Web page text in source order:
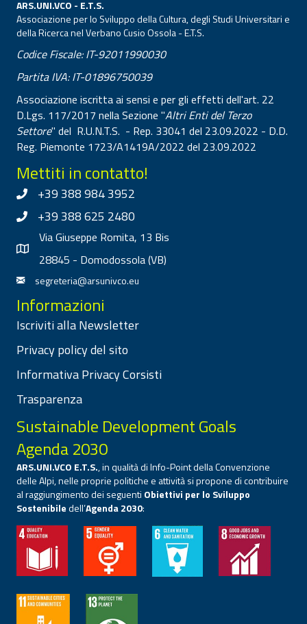
ARS.UNI.VCO - E.T.S.
Associazione per lo Sviluppo della Cultura, degli Studi Universitari e
della Ricerca nel Verbano Cusio Ossola - E.T.S.
Codice Fiscale: IT-92011990030
Partita IVA: IT-01896750039
Associazione iscritta ai sensi e per gli effetti dell'art. 22
D.Lgs. 117/2017 nella Sezione "Altri Enti del Terzo
Settore" del R.U.N.T.S. - Rep. 33041 del 23.09.2022 - D.D.
Reg. Piemonte 1723/A1419A/2022 del 23.09.2022
Mettiti in contatto!
+39 388 984 3952
+39 388 625 2480
Via Giuseppe Romita, 13 Bis
28845 - Domodossola (VB)
segreteria@arsunivco.eu
Informazioni
Iscriviti alla Newsletter
Privacy policy del sito
Informativa Privacy Corsisti
Trasparenza
Sustainable Development Goals
Agenda 2030
ARS.UNI.VCO E.T.S., in qualità di Info-Point della Convenzione
delle Alpi, nelle proprie politiche e attività si propone di contribuire
al raggiungimento dei seguenti Obiettivi per lo Sviluppo
Sostenibiledell’Agenda 2030: